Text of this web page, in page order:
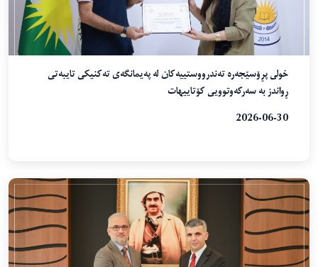
خولی پڕۆسێجەرە تەندرووستییەکان لە پەیمانگەی تەکنیکی تایبەتی
ڕواندز بە سەرکەوتوویی کۆتاییهات
2026-06-30